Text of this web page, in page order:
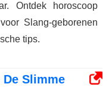
Ontdek horoscoop
Slang-geborenen
tips.
Slimme